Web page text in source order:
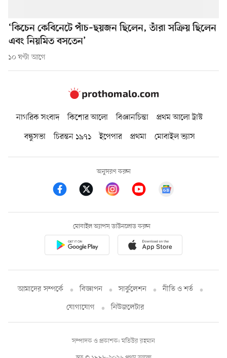
‘কিচেন কেবিনেটে পাঁচ–ছয়জন ছিলেন, তাঁরা সক্রিয় ছিলেন
এবং নিয়মিত বসতেন’
১০ ঘণ্টা আগে
নাগরিক সংবাদ কিশোর আলো বিজ্ঞানচিন্তা
প্রথম আলো ট্রাস্ট
বন্ধুসভা
চিরন্তন ১৯৭১ ইপেপার প্রথমা মোবাইল ভ্যাস
অনুসরণ করুন
মোবাইল অ্যাপস ডাউনলোড করুন
আমাদের সম্পর্কে বিজ্ঞাপন সার্কুলেশন
নীতি ও শর্ত
যোগাযোগ
নিউজলেটার
সম্পাদক ও প্রকাশক: মতিউর রহমান